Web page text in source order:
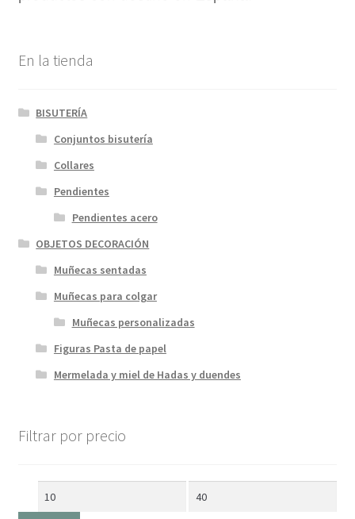
En la tienda
BISUTERÍA
Conjuntos bisutería
Collares
Pendientes
Pendientes acero
OBJETOS DECORACIÓN
Muñecas sentadas
Muñecas para colgar
Muñecas personalizadas
Figuras Pasta de papel
Mermelada y miel de Hadas y duendes
Filtrar por precio
Precio
Precio